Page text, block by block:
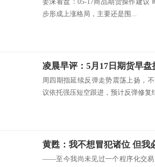
姜涞看盘：05-17商品期货操作建议
步形成上涨格局，主要还是围...
凌晨早评：5月17日期货早盘
周四期指延续反弹走势震荡上扬，
议依托强压短空跟进，预计反弹修复
——至今我尚未见过一个程序化交易